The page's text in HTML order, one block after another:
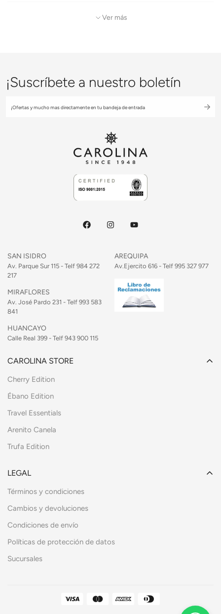
temporada con looks modernos que transforman tu forma de
Ver más
¡Suscríbete a nuestro boletín
SAN ISIDRO
Av. Parque Sur 115 - Telf 984 272
217
MIRAFLORES
Av. José Pardo 231 - Telf 993 583
841
HUANCAYO
Calle Real 399 - Telf 943 900 115
AREQUIPA
Av.Ejercito 616 - Telf 995 327 977
CAROLINA STORE
Cherry Edition
Ébano Edition
Travel Essentials
Arenito Canela
Trufa Edition
LEGAL
Términos y condiciones
Cambios y devoluciones
Condiciones de envío
Políticas de protección de datos
Sucursales